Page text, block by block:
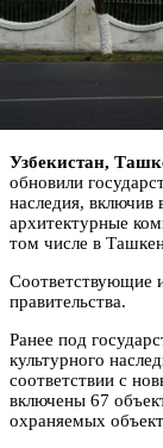
Узбекистан,
обновили
наследия, включив
архитектурные
том числе в
Соответствующие
правительства.
Ранее под
культурного
соответствии с
включены 67
охраняемых